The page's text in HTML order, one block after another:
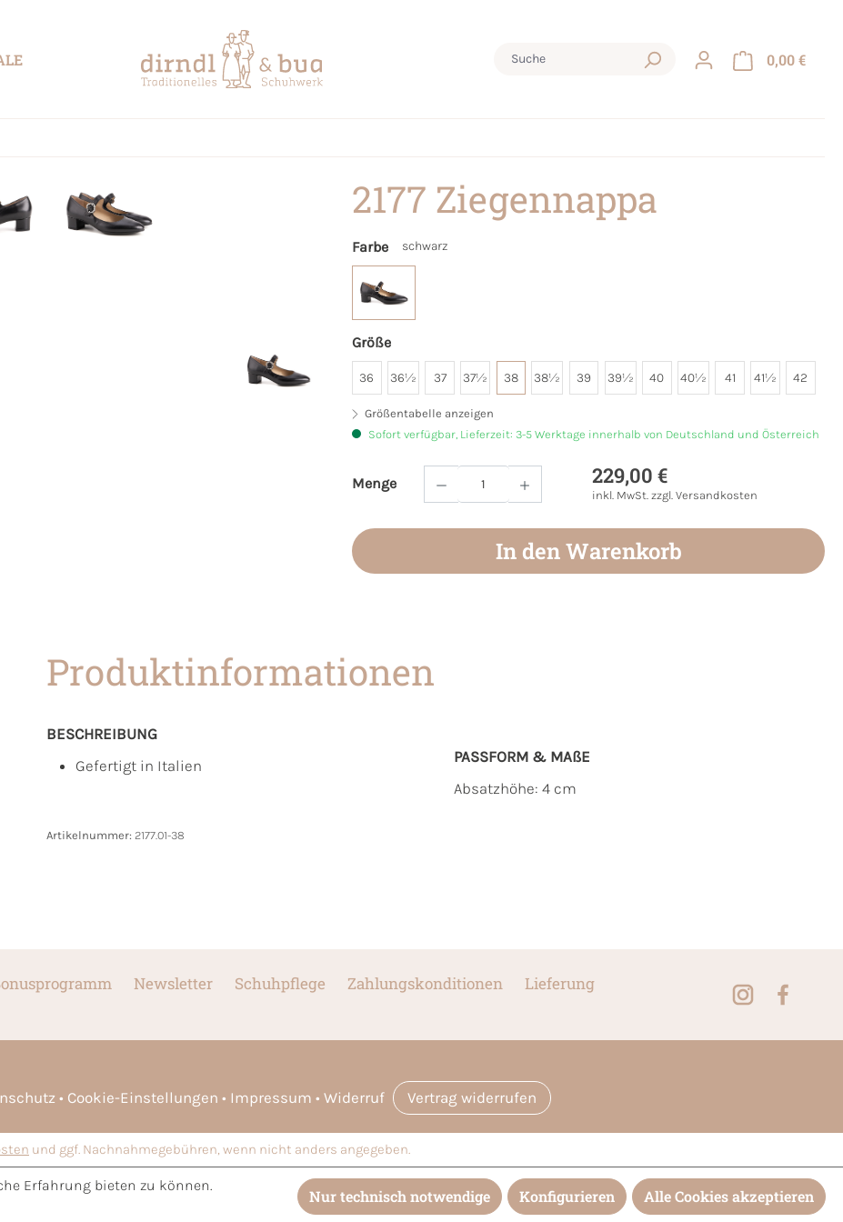
0,00 €
2177 Ziegennappa
Farbe schwarz
Größe
36 36½ 37 37½ 38 38½ 39 39½ 40 40½ 41 41½ 42
Größentabelle anzeigen
Sofort verfügbar, Lieferzeit: 3-5 Werktage innerhalb von Deutschland und Österreich
Menge
Produkt Anzahl: Gib den gewünschten Wert ein
229,00 €
inkl. MwSt. zzgl. Versandkosten
In den Warenkorb
Produktinformationen
BESCHREIBUNG
Gefertigt in Italien
PASSFORM & MAẞE
Absatzhöhe: 4 cm
Artikelnummer: 2177.01-38
Newsletter Schuhpflege Zahlungskonditionen
Lieferung
Cookie-Einstellungen Impressum Widerruf Vertrag widerrufen
und ggf. Nachnahmegebühren, wenn nicht anders angegeben.
Erfahrung bieten zu können.
Nur technisch notwendige Konfigurieren Alle Cookies akzeptieren